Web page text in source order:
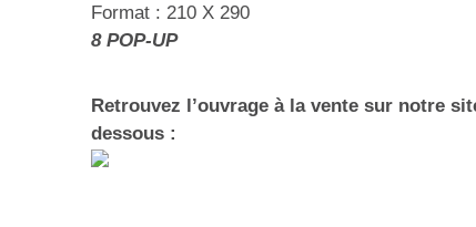
Format : 210 X 290
8 POP-UP
Retrouvez l’ouvrage à la vente sur notre
dessous :